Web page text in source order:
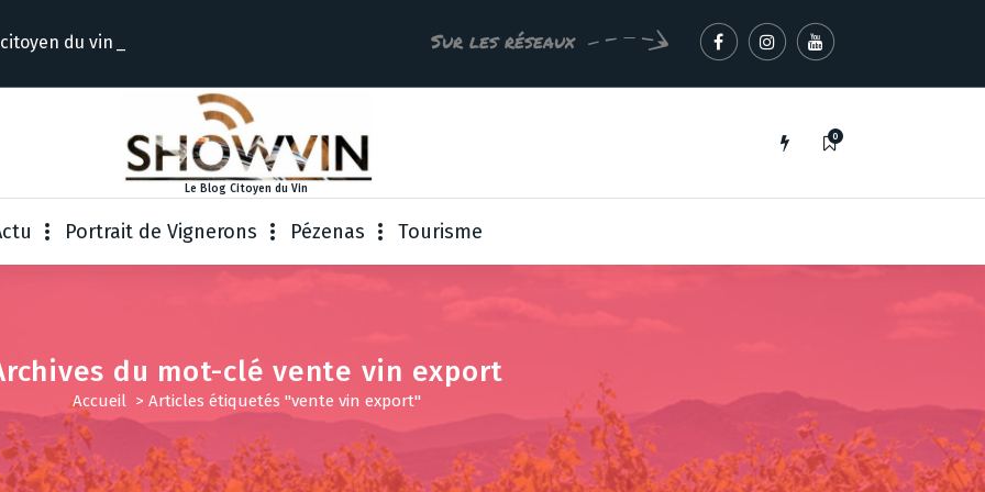
du Sur les réseaux
Le Blog Citoyen du Vin
0
Portrait de Vignerons Pézenas Tourisme
du mot-clé vente vin export
Accueil > Articles étiquetés "vente vin export"